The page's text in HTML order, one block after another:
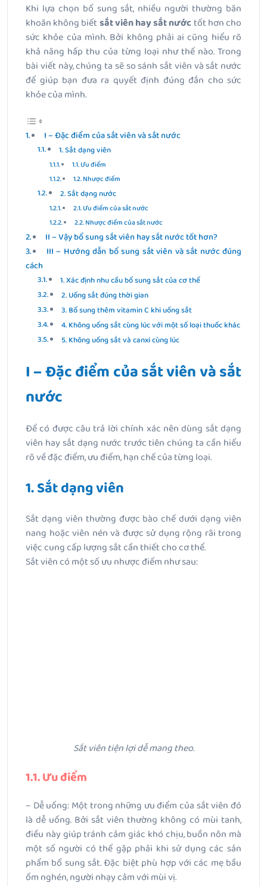
Khi lựa chọn bổ sung sắt, nhiều người thường băn
khoăn không biếtsắt viên hay sắt nước tốt hơn cho
sức khỏe của mình. Bởi không phải ai cũng hiểu rõ
khả năng hấp thu của từng loại như thế nào. Trong
bài viết này, chúng ta sẽ so sánh sắt viên và sắt nước
để giúp bạn đưa ra quyết định đúng đắn cho sức
khỏe của mình.
I – Đặc điểm của sắt viên và sắt nước
1. Sắt dạng viên
1.1. Ưu điểm
1.2. Nhược điểm
2. Sắt dạng nước
2.1. Ưu điểm của sắt nước
2.2. Nhược điểm của sắt nước
II – Vậy bổ sung sắt viên hay sắt nước tốt hơn?
III – Hướng dẫn bổ sung sắt viên và sắt nước đúng
cách
1. Xác định nhu cầu bổ sung sắt của cơ thể
2. Uống sắt đúng thời gian
3. Bổ sung thêm vitamin C khi uống sắt
4. Không uống sắt cùng lúc với một số loại thuốc khác
5. Không uống sắt và canxi cùng lúc
I – Đặc điểm của sắt viên và sắt
nước
Để có được câu trả lời chính xác nên dùng sắt dạng
viên hay sắt dạng nước trước tiên chúng ta cần hiểu
rõ về đặc điểm, ưu điểm, hạn chế của từng loại.
1. Sắt dạng viên
Sắt dạng viên thường được bào chế dưới dạng viên
nang hoặc viên nén và được sử dụng rộng rãi trong
việc cung cấp lượng sắt cần thiết cho cơ thể.
Sắt viên có một số ưu nhược điểm như sau:
Sắt viên tiện lợi dễ mang theo.
1.1. Ưu điểm
– Dễ uống: Một trong những ưu điểm của sắt viên đó
là dễ uống. Bởi sắt viên thường không có mùi tanh,
điều này giúp tránh cảm giác khó chịu, buồn nôn mà
một số người có thể gặp phải khi sử dụng các sản
phẩm bổ sung sắt. Đặc biệt phù hợp với các mẹ bầu
ốm nghén, người nhạy cảm với mùi vị.